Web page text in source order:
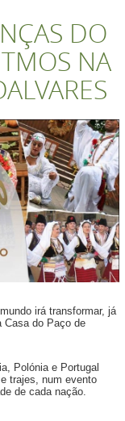
DO
NA
irá transformar, já
Casa do Paço de
Polónia e Portugal
trajes, num evento
de cada nação.